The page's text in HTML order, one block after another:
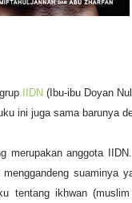
IIDN (Ibu-ibu Doyan
ini juga sama barunya
merupakan anggota
suaminya
tentang ikhwan